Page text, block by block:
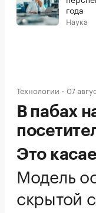
года
Наука
Технологии 07
В пабах
Это
Модель
скрытой